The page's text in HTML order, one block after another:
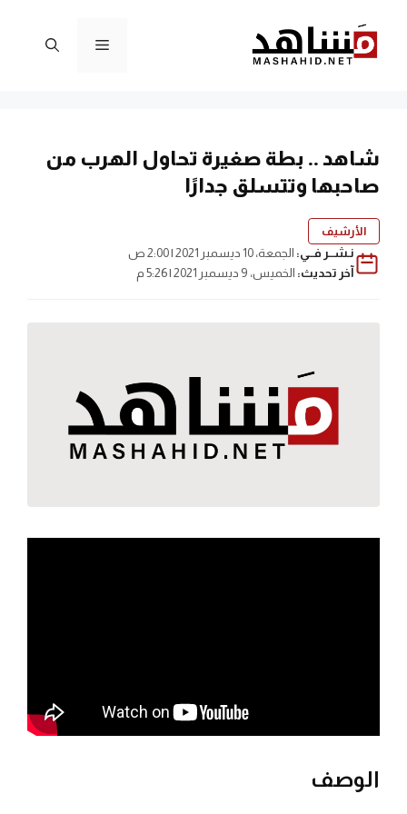
المحتوى
القائمة
شاهد .. بطة صغيرة تحاول الهرب من
صاحبها وتتسلق جدارًا
الأرشيف
نـشــر فــي: الجمعة، 10 ديسمبر 2021 | 2:00 ص
آخر تحديث: الخميس، 9 ديسمبر 2021 | 5:26 م
الوصف